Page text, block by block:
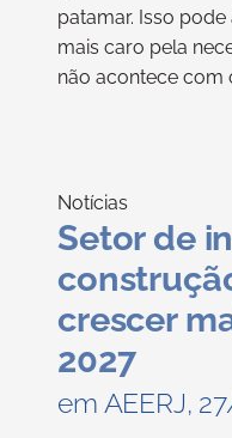
patamar. Isso
mais caro pela
não acontece com
Notícias
Setor de
crescer
2027
em AEERJ,